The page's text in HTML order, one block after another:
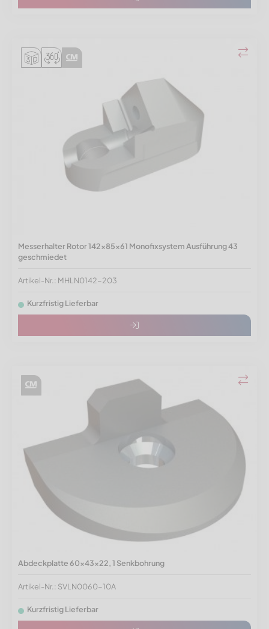
Messerhalter Rotor 142x85x61 Monofixsystem Ausführung 43
geschmiedet
Artikel-Nr.: MHLN0142-203
Kurzfristig Lieferbar
Abdeckplatte 60x43x22, 1 Senkbohrung
Artikel-Nr.: SVLN0060-10A
Kurzfristig Lieferbar